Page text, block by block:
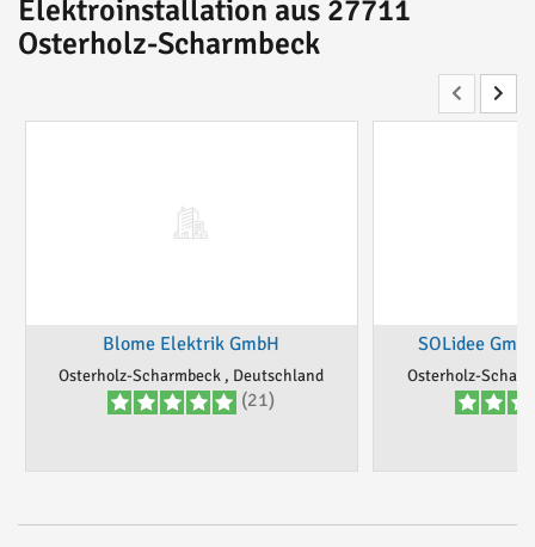
Elektroinstallation aus 27711
Osterholz-Scharmbeck
Blome Elektrik GmbH
Osterholz-Scharmbeck , Deutschland
(21)
SOLidee
Osterholz-